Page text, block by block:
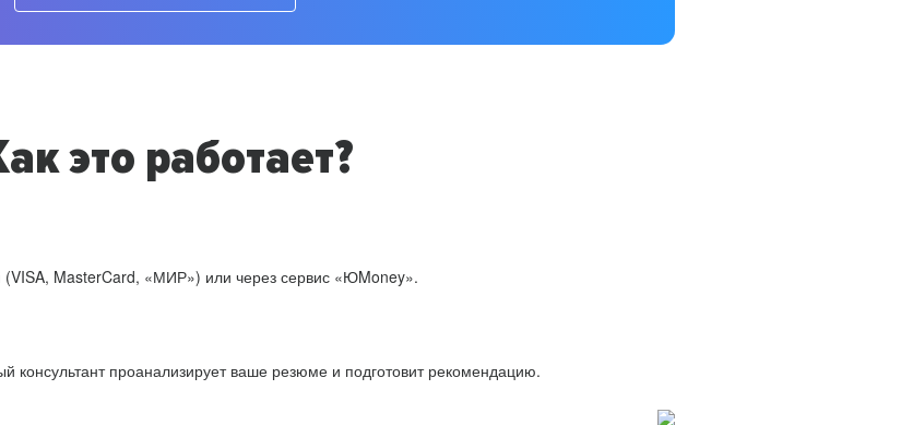
это работает?
(VISA, MasterCard, «МИР») или через сервис «ЮMoney».
консультант проанализирует ваше резюме и подготовит рекомендацию.